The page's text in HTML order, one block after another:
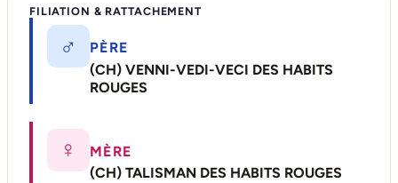
FILIATION & RATTACHEMENT
♂
PÈRE
(CH) VENNI-VEDI-VECI DES HABITS
ROUGES
♀
MÈRE
(CH) TALISMAN DES HABITS ROUGES